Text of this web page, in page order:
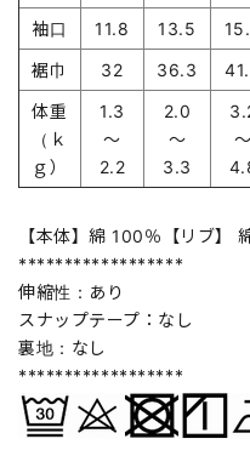
袖口 11.8 13.5
裾巾
32 36.3
体重
（ｋ
ｇ）
1.3
～
2.2
2.0
～
3.3
～
【本体】綿 100％【リブ】
******************
伸縮性：あり
スナップテープ：なし
裏地：なし
******************